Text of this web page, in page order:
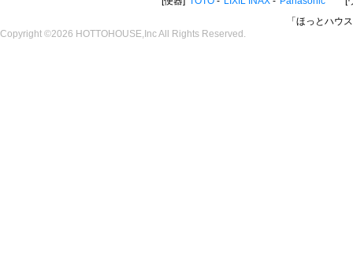
「ほっとハウ
Copyright ©2026 HOTTOHOUSE,Inc All Rights Reserved.